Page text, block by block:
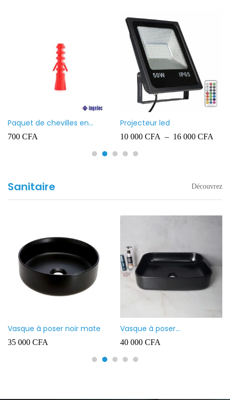
Paquet de chevilles en
plastique Ingelec – 8
700 CFA
Projecteur led
10 000 CFA – 16 000 CFA
Sanitaire Découvrez
Vasque à poser noir mate
35 000 CFA
Vasque à poser
rectangulaire noir mate
40 000 CFA